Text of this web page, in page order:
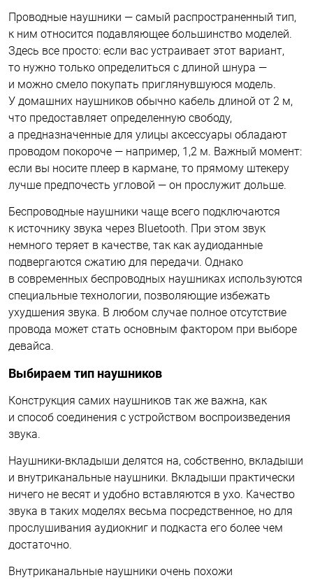
Проводные наушники — самый распространенный тип,
к ним относится подавляющее большинство моделей.
Здесь все просто: если вас устраивает этот вариант,
то нужно только определиться с длиной шнура —
и можно смело покупать приглянувшуюся модель.
У домашних наушников обычно кабель длиной от 2 м,
что предоставляет определенную свободу,
а предназначенные для улицы аксессуары обладают
проводом покороче — например, 1,2 м. Важный момент:
если вы носите плеер в кармане, то прямому штекеру
лучше предпочесть угловой — он прослужит дольше.
Беспроводные наушники чаще всего подключаются
к источнику звука через Bluetooth. При этом звук
немного теряет в качестве, так как аудиоданные
подвергаются сжатию для передачи. Однако
в современных беспроводных наушниках используются
специальные технологии, позволяющие избежать
ухудшения звука. В любом случае полное отсутствие
провода может стать основным фактором при выборе
девайса.
Выбираем тип наушников
Конструкция самих наушников так же важна, как
и способ соединения с устройством воспроизведения
звука.
Наушники-вкладыши делятся на, собственно, вкладыши
и внутриканальные наушники. Вкладыши практически
ничего не весят и удобно вставляются в ухо. Качество
звука в таких моделях весьма посредственное, но для
прослушивания аудиокниг и подкаста его более чем
достаточно.
Внутриканальные наушники очень похожи